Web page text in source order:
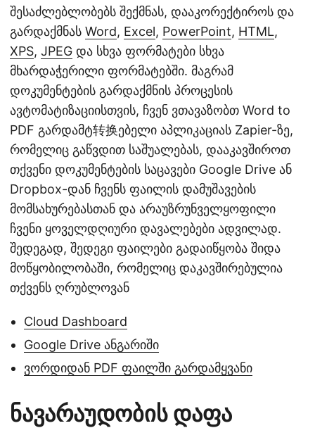
შესაძლებლობებს შექმნას, დააკორექტიროს და
გარდაქმნას Word, Excel, PowerPoint, HTML,
XPS, JPEG და სხვა ფორმატები სხვა
მხარდაჭერილი ფორმატებში. მაგრამ
დოკუმენტების გარდაქმნის პროცესის
ავტომატიზაციისთვის, ჩვენ ვთავაზობთ Word to
PDF გარდამტ转换ებელი აპლიკაციას Zapier-ზე,
რომელიც გაწვდით საშუალებას, დააკავშიროთ
თქვენი დოკუმენტების საცავები Google Drive ან
Dropbox-დან ჩვენს ფაილის დამუშავების
მომსახურებასთან და არაუზრუნველყოფილი
ჩვენი ყოველდღიური დავალებები ადვილად.
შედეგად, შედეგი ფაილები გადაიწყობა შიდა
მოწყობილობაში, რომელიც დაკავშირებულია
თქვენს ღრუბლოვან
Cloud Dashboard
Google Drive ანგარიში
ვორდიდან PDF ფაილში გარდამყვანი
ნავარაუდობის დაფა